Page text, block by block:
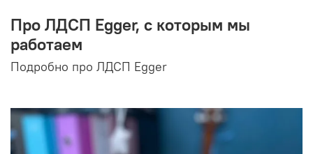
Про ЛДСП Egger, с которым мы
работаем
Подробно про ЛДСП Egger